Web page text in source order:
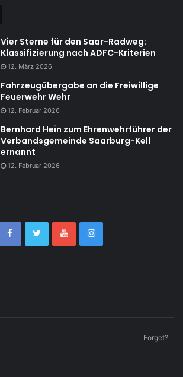
Vier Sterne für den Saar-Radweg:
Klassifizierung nach ADFC-Kriterien
12. März 2026
Fahrzeugübergabe an die Freiwillige
Feuerwehr Wehr
12. Februar 2026
Bernhard Hein zum Ehrenwehrführer der
Verbandsgemeinde Saarburg-Kell
ernannt
12. Februar 2026
Forget?